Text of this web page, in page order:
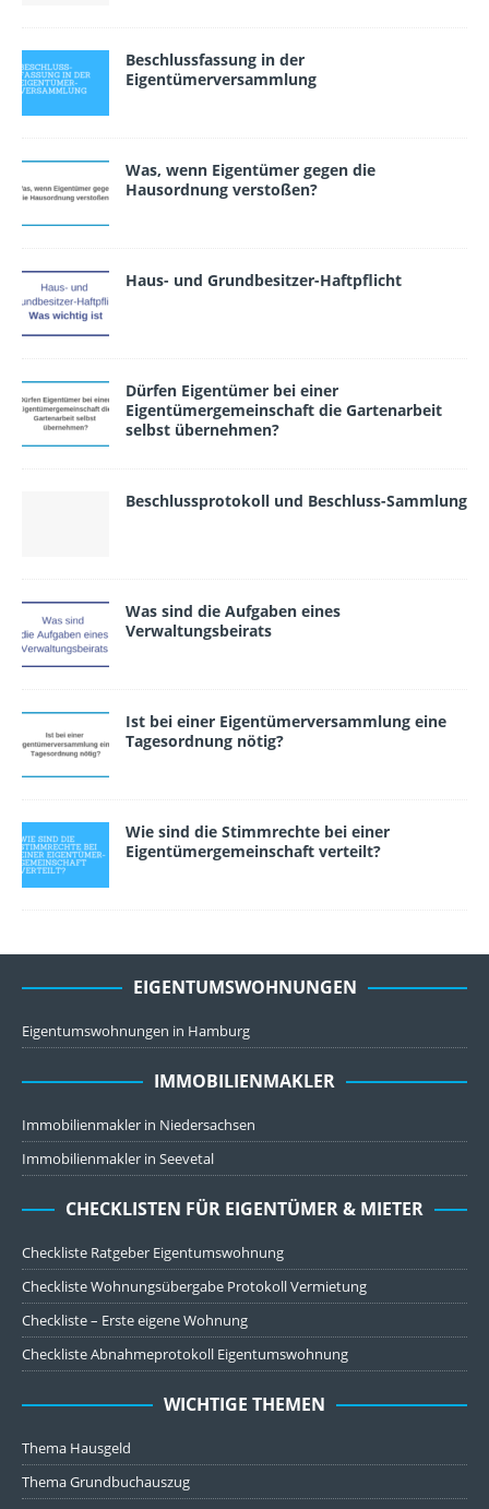
Beschlussfassung in der
Eigentümerversammlung
Was, wenn Eigentümer gegen die
Hausordnung versto­ßen?
Haus- und Grundbesitzer-Haftpflicht
Dürfen Eigen­tümer bei einer
Eigentümergemeinschaft die Gartenarbeit
selbst übernehmen?
Beschlussprotokoll und Beschluss-Sammlung
Was sind die Aufgaben eines
Verwaltungsbeirats
Ist bei einer Eigentümerversammlung eine
Tagesordnung nötig?
Wie sind die Stimmrechte bei einer
Eigentümergemeinschaft verteilt?
EIGENTUMSWOHNUNGEN
Eigentumswohnungen in Hamburg
IMMOBILIENMAKLER
Immobilienmakler in Niedersachsen
Immobilienmakler in Seevetal
CHECKLISTEN FÜR EIGENTÜMER & MIETER
Checkliste Ratgeber Eigentumswohnung
Checkliste Wohnungsübergabe Protokoll Vermietung
Checkliste – Erste eigene Wohnung
Checkliste Abnahmeprotokoll Eigentumswohnung
WICHTIGE THEMEN
Thema Hausgeld
Thema Grundbuchauszug